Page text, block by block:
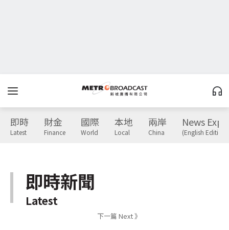
即時
Latest
財金
Finance
國際
World
本地
Local
兩岸
China
News
(English Edition)
即時新聞
Latest
下一篇 Next 》